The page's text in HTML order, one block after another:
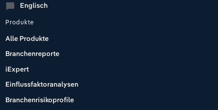
chat_bubble Englisch
Produkte
Alle Produkte
Branchenreporte
iExpert
Einflussfaktoranalysen
Branchenrisikoprofile